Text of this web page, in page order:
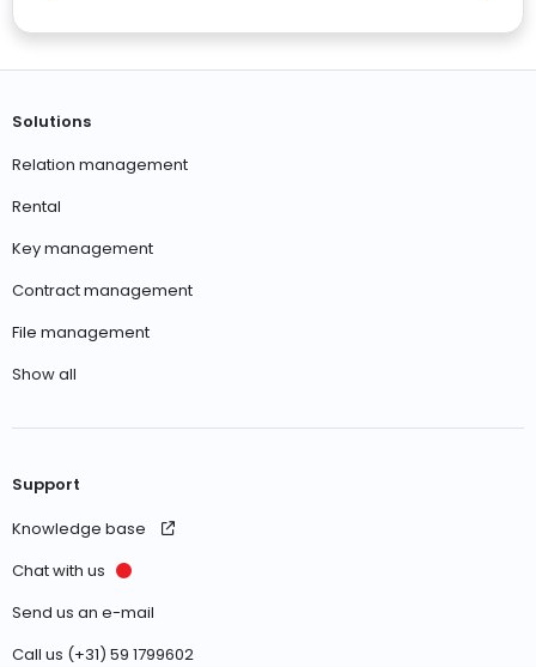
Solutions
Relation management
Rental
Key management
Contract management
File management
Show all
Support
Knowledge base
Chat with us
Send us an e-mail
Call us (+31) 59 1799602